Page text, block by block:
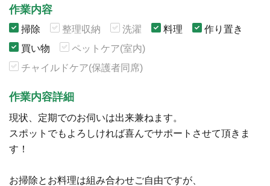
作業内容
掃除 整理収納 洗濯 料理
作り置き
買い物
ペットケア(室内)
チャイルドケア(保護者同席)
作業内容詳細
現状、定期でのお伺いは出来兼ねます。
スポットでもよろしければ喜んでサポートさせて頂きま
す！
お掃除とお料理は組み合わせご自由ですが、